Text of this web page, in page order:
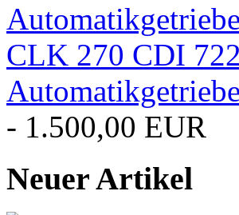
- 1.500,00 EUR
Neuer Artikel